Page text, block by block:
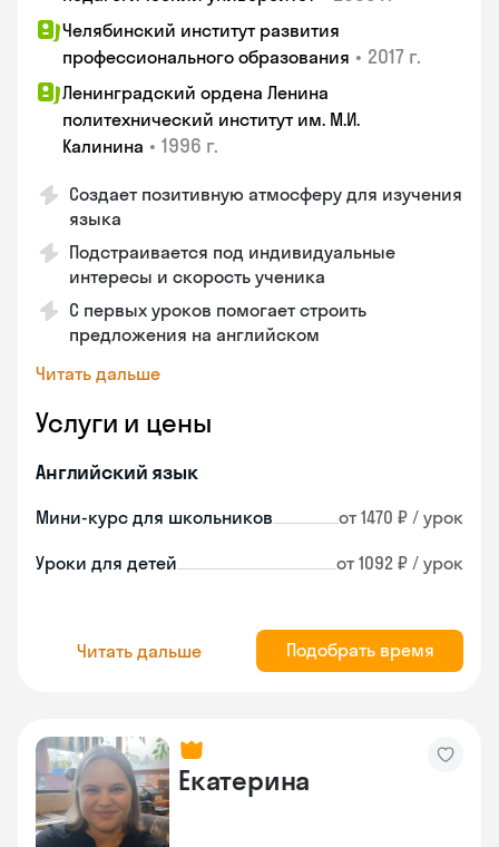
Челябинский институт развития
профессионального образования • 2017 г.
Ленинградский ордена Ленина
политехнический институт им. М.И.
Калинина • 1996 г.
Создает позитивную атмосферу для изучения
языка
Подстраивается под индивидуальные
интересы и скорость ученика
С первых уроков помогает строить
предложения на английском
Читать дальше
Услуги и цены
Английский язык
Мини-курс для школьников от 1470 ₽ / урок
Уроки для детей от 1092 ₽ / урок
Читать дальше Подобрать время
Екатерина